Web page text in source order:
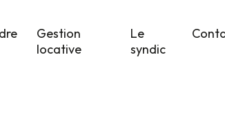
Gestion
locative
Le
syndic